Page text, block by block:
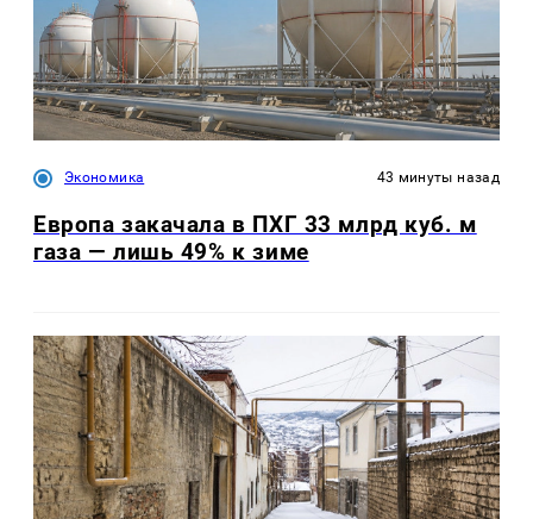
Экономика 43 минуты назад
Европа закачала в ПХГ 33 млрд куб. м
газа — лишь 49% к зиме